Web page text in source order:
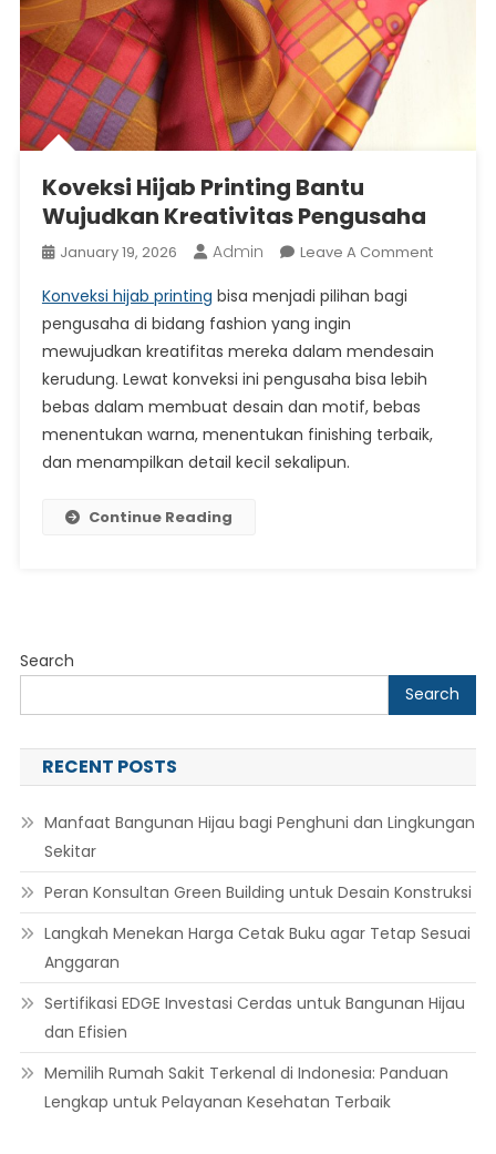
Koveksi Hijab Printing Bantu
Wujudkan Kreativitas Pengusaha
January 19, 2026 Admin Leave A CommentOn
Bantu
Konveksi hijab printing bisa menjadi pilihan bagi
pengusaha di bidang fashion yang ingin
mewujudkan kreatifitas mereka dalam mendesain
kerudung. Lewat konveksi ini pengusaha bisa lebih
bebas dalam membuat desain dan motif, bebas
menentukan warna, menentukan finishing terbaik,
dan menampilkan detail kecil sekalipun.
Continue Reading
Search
Search
RECENT POSTS
Manfaat Bangunan Hijau bagi Penghuni dan Lingkungan
Sekitar
Peran Konsultan Green Building untuk Desain Konstruksi
Langkah Menekan Harga Cetak Buku agar Tetap Sesuai
Anggaran
Sertifikasi EDGE Investasi Cerdas untuk Bangunan Hijau
dan Efisien
Memilih Rumah Sakit Terkenal di Indonesia: Panduan
Lengkap untuk Pelayanan Kesehatan Terbaik